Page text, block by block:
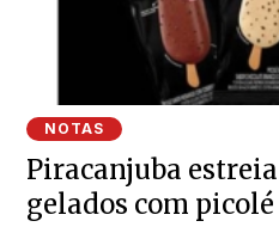
NOTAS
Piracanjuba
gelados com